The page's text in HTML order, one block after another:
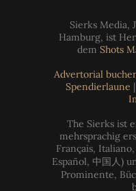
Sierks Media,
Hamburg, ist
dem Shots
Advertorial
Spendierlaune |
The Sierks ist
mehrsprachig
Français,
Español, 中国人)
Prominente,